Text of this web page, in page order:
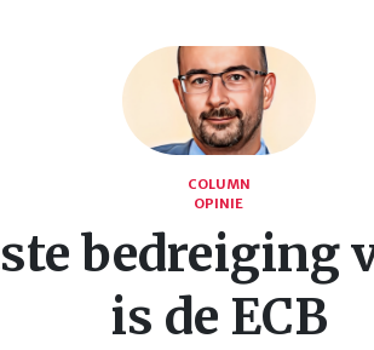
COLUMN
OPINIE
bedreiging
is de ECB